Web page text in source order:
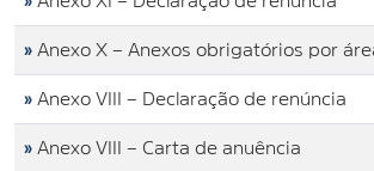
» Anexo X – Anexos obrigatórios por
» Anexo VIII – Declaração de renúncia
» Anexo VIII – Carta de anuência